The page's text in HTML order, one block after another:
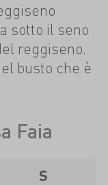
sotto il seno
reggiseno.
busto che è
Faia
S